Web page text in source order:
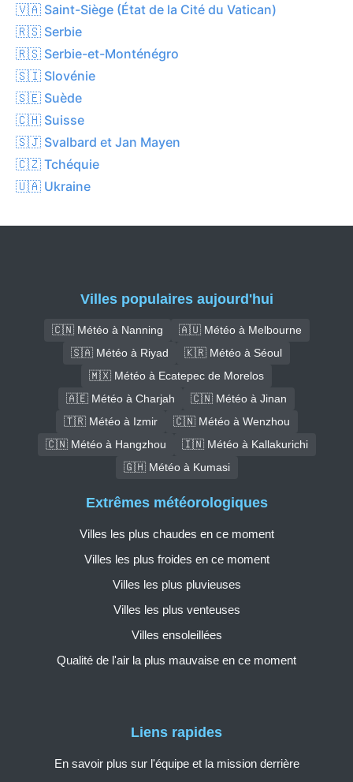
🇻🇦 Saint-Siège (État de la Cité du Vatican)
🇷🇸 Serbie
🇷🇸 Serbie-et-Monténégro
🇸🇮 Slovénie
🇸🇪 Suède
🇨🇭 Suisse
🇸🇯 Svalbard et Jan Mayen
🇨🇿 Tchéquie
🇺🇦 Ukraine
Villes populaires aujourd'hui
🇨🇳 Météo à Nanning
🇦🇺 Météo à Melbourne
🇸🇦 Météo à Riyad
🇰🇷 Météo à Séoul
🇲🇽 Météo à Ecatepec de Morelos
🇦🇪 Météo à Charjah
🇨🇳 Météo à Jinan
🇹🇷 Météo à Izmir
🇨🇳 Météo à Wenzhou
🇨🇳 Météo à Hangzhou
🇮🇳 Météo à Kallakurichi
🇬🇭 Météo à Kumasi
Liens rapides
En savoir plus sur l'équipe et la mission derrière
Extrêmes météorologiques
Villes les plus chaudes en ce moment
Villes les plus froides en ce moment
Villes les plus pluvieuses
Villes les plus venteuses
Villes ensoleillées
Qualité de l'air la plus mauvaise en ce moment